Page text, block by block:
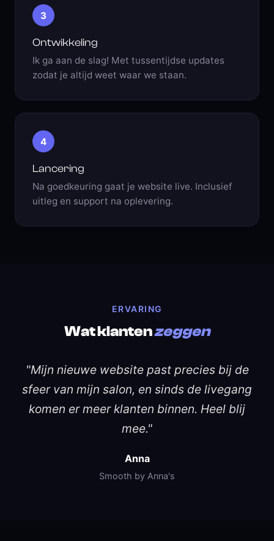
3
Ontwikkeling
Ik ga aan de slag! Met tussentijdse updates
zodat je altijd weet waar we staan.
4
Lancering
Na goedkeuring gaat je website live. Inclusief
uitleg en support na oplevering.
ERVARING
Wat klantenzeggen
"Mijn nieuwe website past precies bij de
sfeer van mijn salon, en sinds de livegang
komen er meer klanten binnen. Heel blij
mee."
Anna
Smooth by Anna's